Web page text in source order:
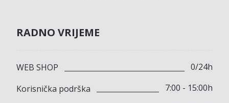
RADNO VRIJEME
WEB SHOP
0/24h
Korisnička podrška
7:00 - 15:00h